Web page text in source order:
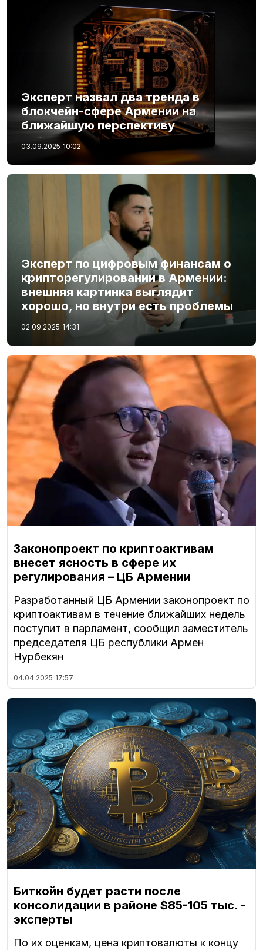
Эксперт назвал два тренда в
блокчейн-сфере Армении на
ближайшую перспективу
03.09.2025 10:02
Эксперт по цифровым финансам о
крипторегулировании в Армении:
внешняя картинка выглядит
хорошо, но внутри есть проблемы
02.09.2025 14:31
Законопроект по криптоактивам
внесет ясность в сфере их
регулирования – ЦБ Армении
Разработанный ЦБ Армении законопроект по
криптоактивам в течение ближайших недель
поступит в парламент, сообщил заместитель
председателя ЦБ республики Армен
Нурбекян
04.04.2025 17:57
Биткойн будет расти после
консолидации в районе $85-105 тыс. -
эксперты
По их оценкам, цена криптовалюты к концу